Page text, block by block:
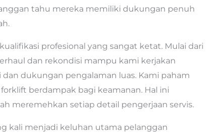
tahu mereka memiliki dukungan penuh
profesional yang sangat ketat. Mulai dari
dan rekondisi mampu kami kerjakan
dan dukungan pengalaman luas. Kami paham
berdampak bagi keamanan. Hal ini
meremehkan setiap detail pengerjaan servis.
kali menjadi keluhan utama pelanggan